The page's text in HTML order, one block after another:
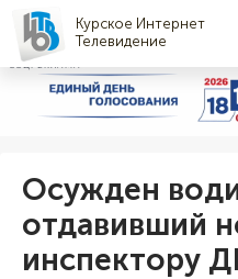
Курское Интернет
Телевидение
СОЦРЕКЛАМА
Осужден
отдавивший
инспектору